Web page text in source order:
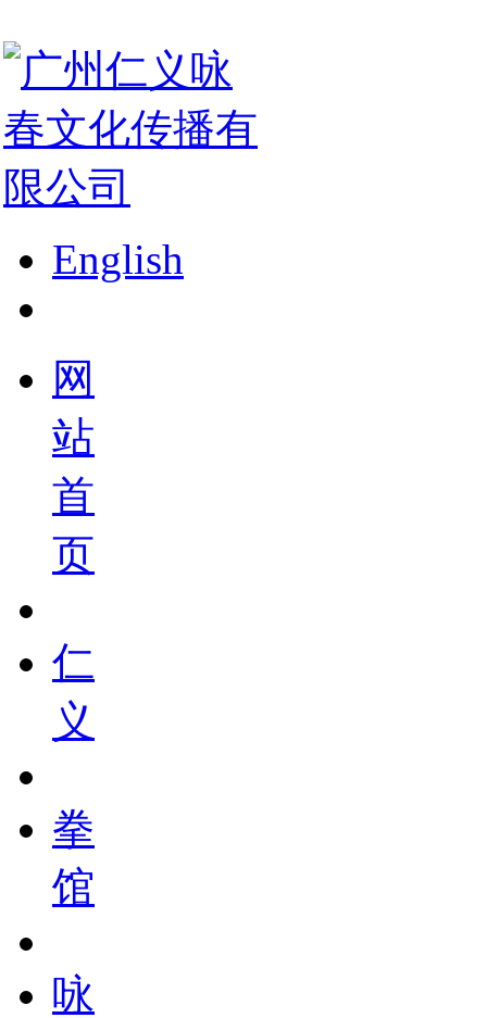
English
网
站
首
页
仁
义
拳
馆
咏